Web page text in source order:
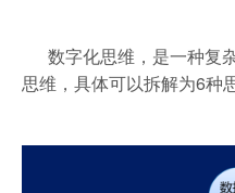
数字化思维，是一种复
思维，具体可以拆解为6种